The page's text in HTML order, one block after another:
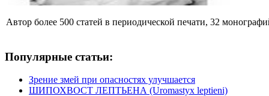
Автор более 500 статей в периодической печати, 32
Популярные статьи:
Зрение змей при опасностях улучшается
ШИПОХВОСТ ЛЕПТЬЕНА (Uromastyx leptieni)